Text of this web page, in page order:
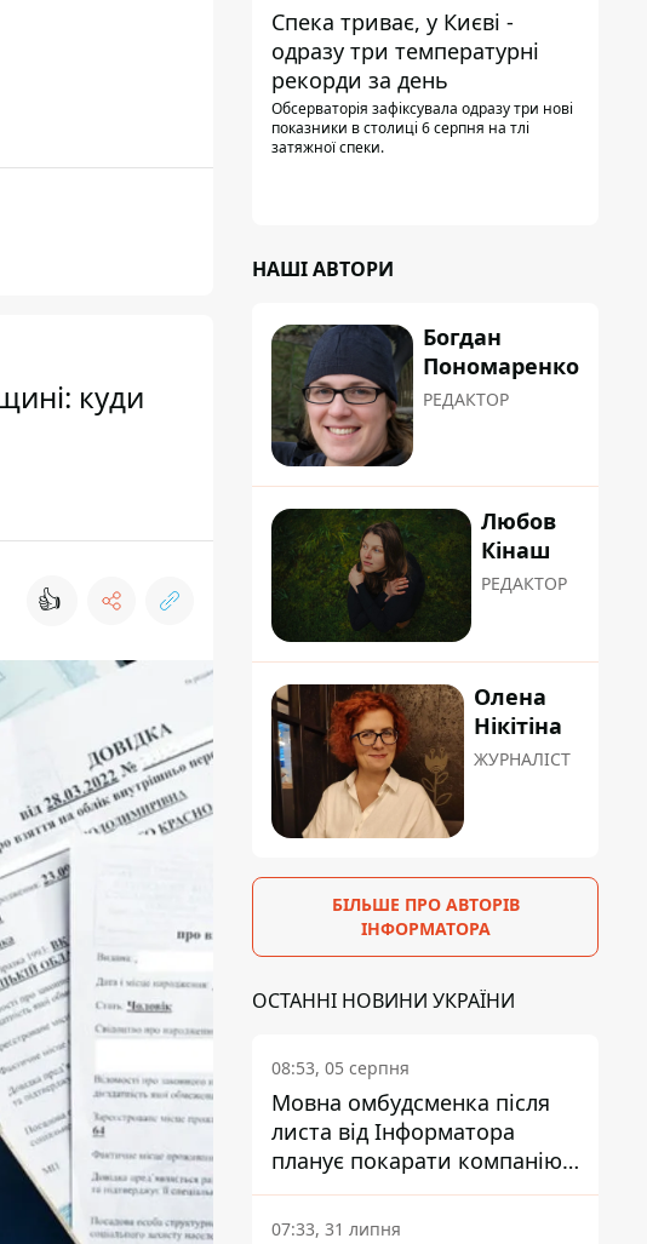
куди
👍
Спека триває, у Києві -
одразу три температурні
рекорди за день
Обсерваторія зафіксувала одразу три нові
показники в столиці 6 серпня на тлі
затяжної спеки.
НАШІ АВТОРИ
Богдан
Пономаренко
РЕДАКТОР
Любов
Кінаш
РЕДАКТОР
Олена
Нікітіна
ЖУРНАЛІСТ
БІЛЬШЕ ПРО АВТОРІВ
ІНФОРМАТОРА
ОСТАННІ НОВИНИ УКРАЇНИ
08:53, 05 серпня
Мовна омбудсменка після
листа від Інформатора
планує покарати компанію-
підрядника ПриватБанку
07:33, 31 липня